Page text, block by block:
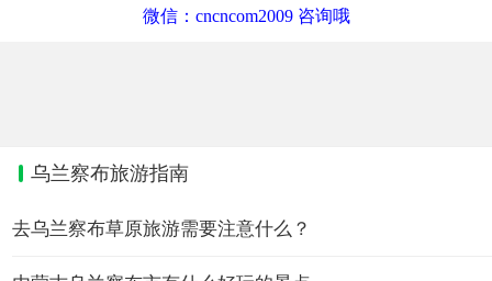
微信：cncncom2009 咨询哦
乌兰察布旅游指南
去乌兰察布草原旅游需要注意什么？